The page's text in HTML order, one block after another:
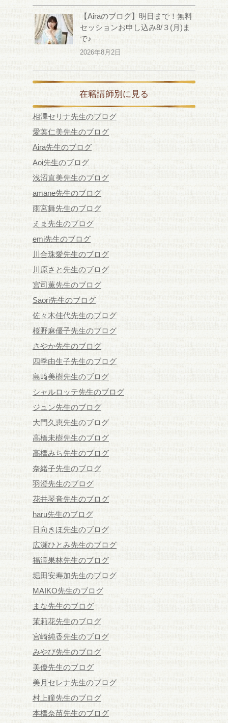
【Airaのブログ】明日まで！無料
セッションお申し込み8/３(月)ま
で♪
2026年8月2日
在籍講師別に見る
相澤セリナ先生のブログ
愛葉仁美先生のブログ
Aira先生のブログ
Aoi先生のブログ
浅沼直美先生のブログ
amane先生のブログ
雨宮舞先生のブログ
えま先生のブログ
emi先生のブログ
川合珠愛先生のブログ
川原さと先生のブログ
宮司薫先生のブログ
Saori先生のブログ
佐々木佳代先生のブログ
桜野麻優子先生のブログ
さやか先生のブログ
四季由生子先生のブログ
島﨑美樹先生のブログ
シャルロッテ先生のブログ
ジュン先生のブログ
大門久恵先生のブログ
高橋未樹先生のブログ
高橋みち先生のブログ
奈緒子先生のブログ
羽澄先生のブログ
花井琴音先生のブログ
haru先生のブログ
日向きほ先生のブログ
広瀬ひとみ先生のブログ
福澤果林先生のブログ
堀田安寿加先生のブログ
MAIKO先生のブログ
まな先生のブログ
茉莉花先生のブログ
宮崎純香先生のブログ
みやび先生のブログ
美優先生のブログ
美月セレナ先生のブログ
村上瞳先生のブログ
本橋奈苗先生のブログ